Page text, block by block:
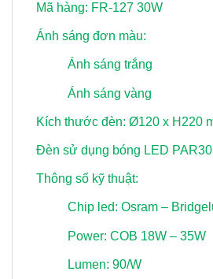
Mã hàng: FR-127 30W
Ánh sáng đơn màu:
Ánh sáng trắng
Ánh sáng vàng
Kích thước đèn: Ø120 x H220
Đèn sử dụng bóng LED
Thông số kỹ thuật:
Chip led: Osram –
Power: COB 18W – 35W
Lumen: 90/W